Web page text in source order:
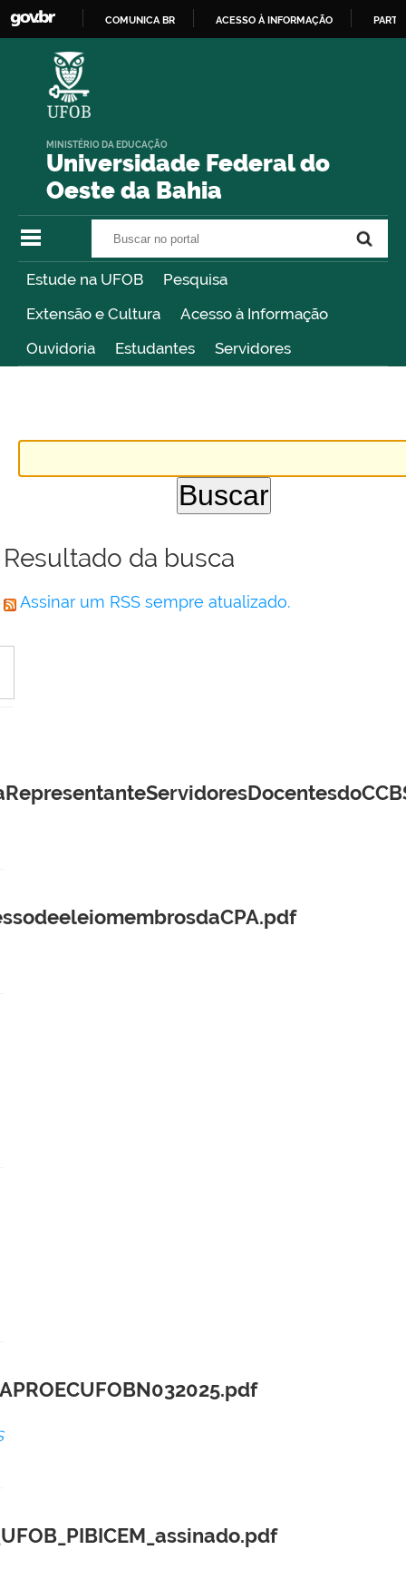
COMUNICA BR ACESSO À INFORMAÇÃO
Universidade Federal do
Oeste da Bahia
MINISTÉRIO DA EDUCAÇÃO
Estude na UFOB
Pesquisa
Extensão e Cultura
Acesso à Informação
Ouvidoria
Estudantes Servidores
Resultado da busca
Assinar um RSS sempre atualizado.